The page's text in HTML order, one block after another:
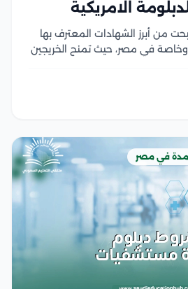
الامريكية
من أبرز الشهادات المعترف بها
في مصر، حيث تمنح الخريجين
كليات متاحة...
في مصر